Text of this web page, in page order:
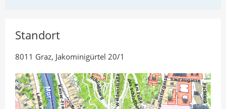
Standort
8011 Graz, Jakominigürtel 20/1